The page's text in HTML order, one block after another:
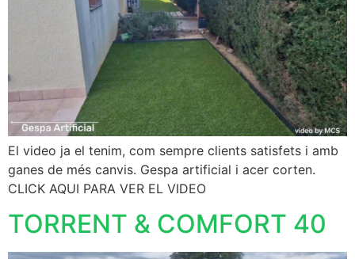
El video ja el tenim, com sempre clients satisfets i amb
ganes de més canvis. Gespa artificial i acer corten.
CLICK AQUI PARA VER EL VIDEO
TORRENT & COMFORT 40